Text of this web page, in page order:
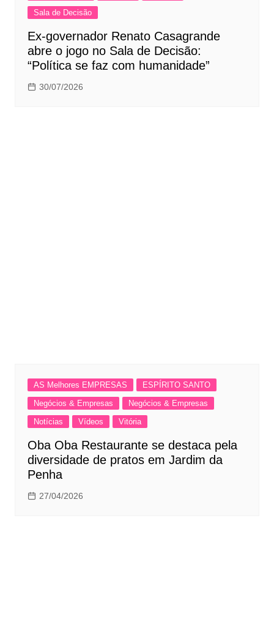
Sala de Decisão
Ex-governador Renato Casagrande
abre o jogo no Sala de Decisão:
“Política se faz com humanidade”
30/07/2026
AS Melhores EMPRESAS
ESPÍRITO SANTO
Negócios & Empresas
Negócios & Empresas
Notícias
Vídeos Vitória
Oba Oba Restaurante se destaca pela
diversidade de pratos em Jardim da
Penha
27/04/2026